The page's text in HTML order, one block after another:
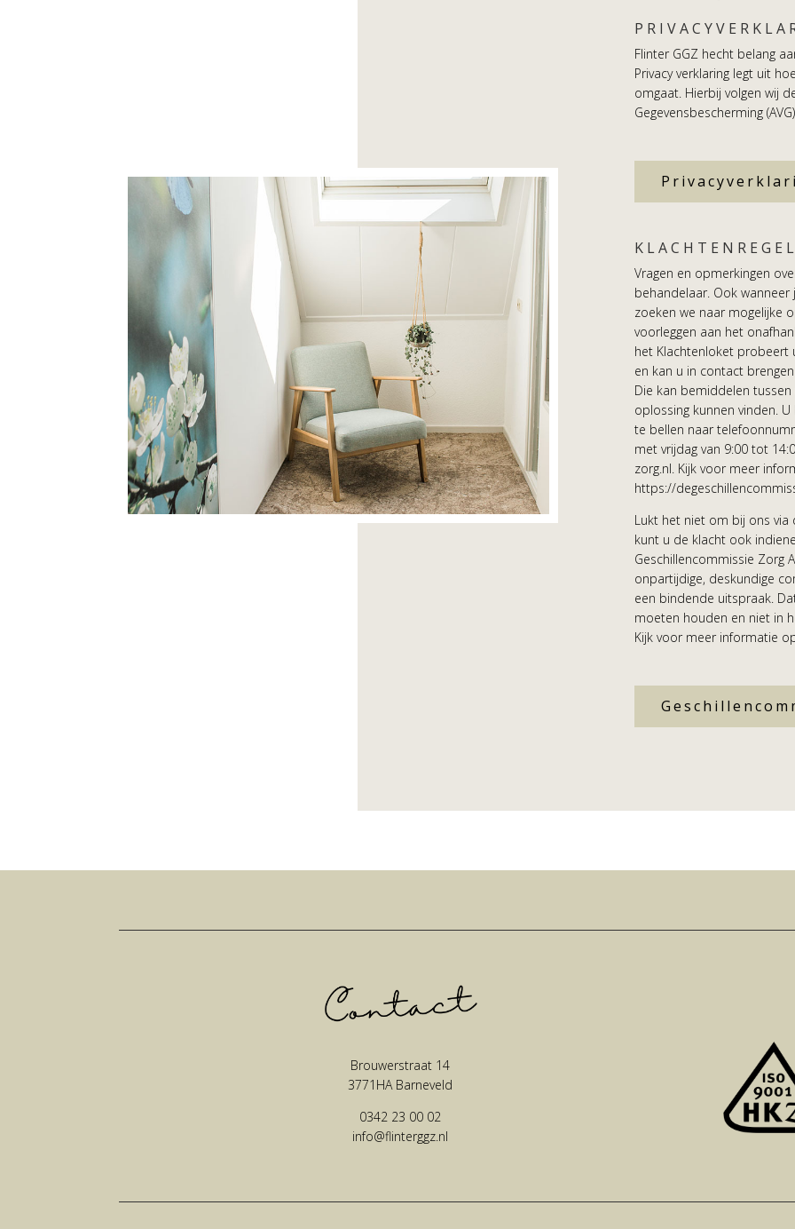
Flinter GGZ hecht belang
Privacy verklaring legt uit
omgaat. Hierbij volgen wij
Gegevensbescherming (AVG).
Vragen en opmerkingen
behandelaar. Ook
zoeken we naar mogelijke
voorleggen aan het
het Klachtenloket probeert
en kan u in contact
Die kan bemiddelen
oplossing kunnen vinden.
te bellen naar
met vrijdag van 9:00 tot
zorg.nl. Kijk voor meer
https://
Lukt het niet om bij ons via
kunt u de klacht ook
Geschillencommissie Zorg
onpartijdige, deskundige
een bindende uitspraak.
moeten houden en niet in
Kijk voor meer informatie
Brouwerstraat 14
3771HA Barneveld
0342 23 00 02
info@flinterggz.nl